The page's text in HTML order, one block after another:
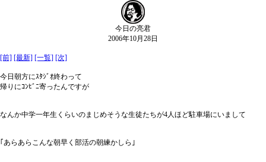
今日の亮君
2006年10月28日
[前] [最新] [一覧] [次]
今日朝方にｽﾀｼﾞｵ終わって
帰りにｺﾝﾋﾞﾆ寄ったんですが
なんか中学一年生くらいのまじめそうな生徒たちが4人ほど駐車場にいまして
｢あらあらこんな朝早く部活の朝練かしら｣